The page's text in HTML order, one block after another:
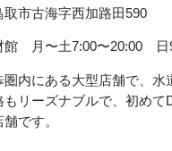
市古海字西加路田590
館 月〜土7:00〜20:00 日
圏内にある大型店舗で、水
もリーズナブルで、初めて
です。